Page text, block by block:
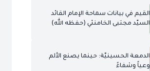
القيم في بيانات سماحة الإمام القائد
السيّد مجتبى الخامنئي (حفظه الله)
الدمعة الحسينيّة: حينما يصنع الألم
وعياً وشفاءً